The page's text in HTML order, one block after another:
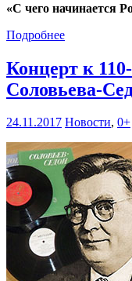
«С чего начинается
Подробнее
Концерт к
Соловьева-
24.11.2017 Новости, 0+